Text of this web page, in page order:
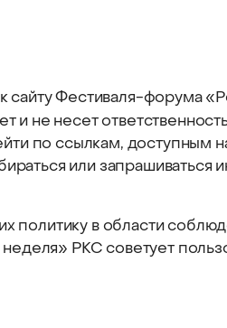
Фестиваля-форума
и не несет
по ссылкам, доступным
или запрашиваться
политику в области
РКС советует